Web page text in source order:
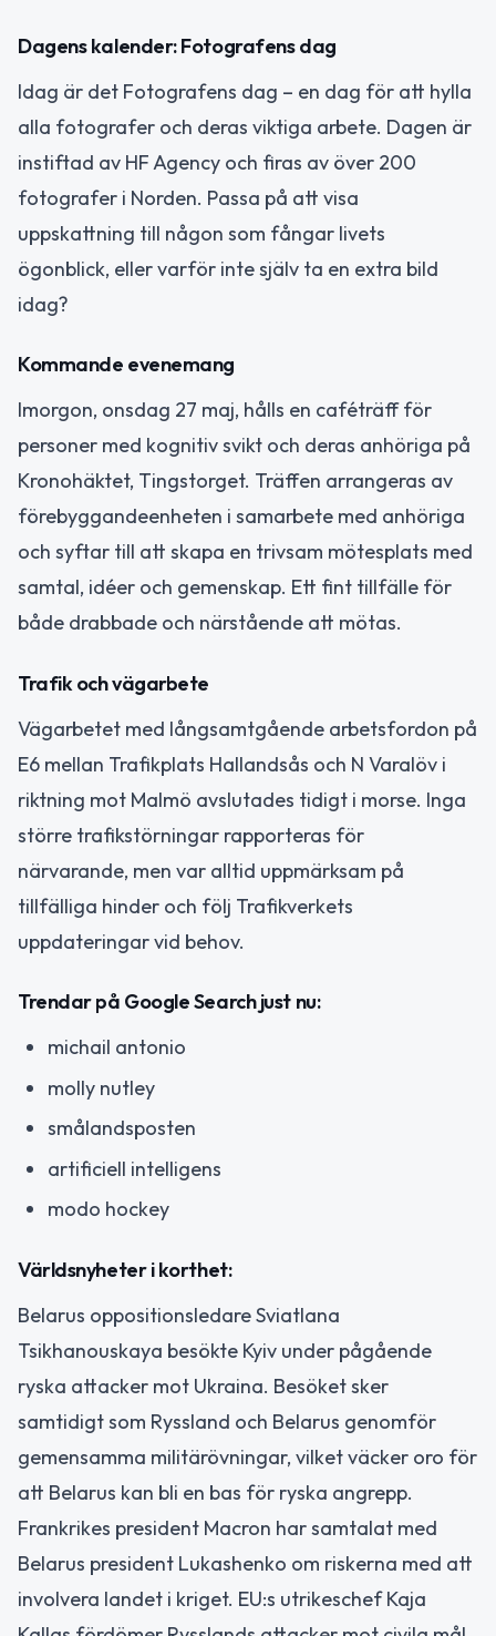
Dagens kalender: Fotografens dag
Idag är det Fotografens dag – en dag för att hylla
alla fotografer och deras viktiga arbete. Dagen är
instiftad av HF Agency och firas av över 200
fotografer i Norden. Passa på att visa
uppskattning till någon som fångar livets
ögonblick, eller varför inte själv ta en extra bild
idag?
Kommande evenemang
Imorgon, onsdag 27 maj, hålls en caféträff för
personer med kognitiv svikt och deras anhöriga på
Kronohäktet, Tingstorget. Träffen arrangeras av
förebyggandeenheten i samarbete med anhöriga
och syftar till att skapa en trivsam mötesplats med
samtal, idéer och gemenskap. Ett fint tillfälle för
både drabbade och närstående att mötas.
Trafik och vägarbete
Vägarbetet med långsamtgående arbetsfordon på
E6 mellan Trafikplats Hallandsås och N Varalöv i
riktning mot Malmö avslutades tidigt i morse. Inga
större trafikstörningar rapporteras för
närvarande, men var alltid uppmärksam på
tillfälliga hinder och följ Trafikverkets
uppdateringar vid behov.
Trendar på Google Search just nu:
michail antonio
molly nutley
smålandsposten
artificiell intelligens
modo hockey
Världsnyheter i korthet:
Belarus oppositionsledare Sviatlana
Tsikhanouskaya besökte Kyiv under pågående
ryska attacker mot Ukraina. Besöket sker
samtidigt som Ryssland och Belarus genomför
gemensamma militärövningar, vilket väcker oro för
att Belarus kan bli en bas för ryska angrepp.
Frankrikes president Macron har samtalat med
Belarus president Lukashenko om riskerna med att
involvera landet i kriget. EU:s utrikeschef Kaja